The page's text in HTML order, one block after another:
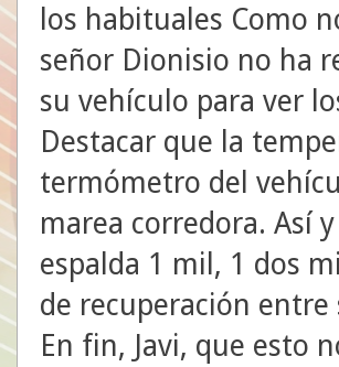
los habituales Como
señor Dionisio no ha
su vehículo para ver
Destacar que la
termómetro del
marea corredora. Así
espalda 1 mil, 1 dos
de recuperación entre
En fin, Javi, que esto